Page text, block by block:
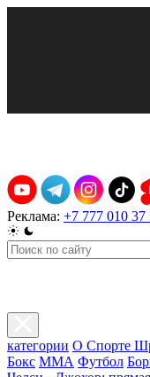
Реклама: +7 777 010 37
категории О Спорте
Бокс ММА Футбол